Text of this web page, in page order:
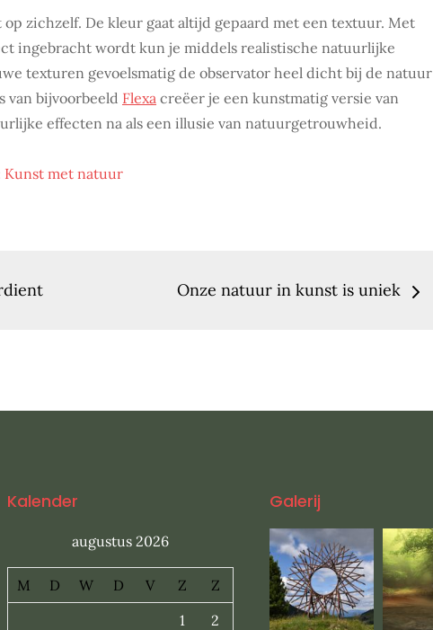
zichzelf. De kleur gaat altijd gepaard met een textuur. Met
ingebracht wordt kun je middels realistische natuurlijke
texturen gevoelsmatig de observator heel dicht bij de natuur
van bijvoorbeeld Flexa creëer je een kunstmatig versie van
effecten na als een illusie van natuurgetrouwheid.
Kunst met natuur
Onze natuur in kunst is uniek
Kalender
augustus 2026
M D W D V Z
Z
1
2
Galerij